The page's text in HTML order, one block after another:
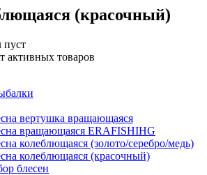
(красочный)
пуст
активных товаров
вертушка вращающаяся
вращающаяся ERAFISHIHG
колеблющаяся (золото/серебро/медь)
колеблющаяся (красочный)
блесен